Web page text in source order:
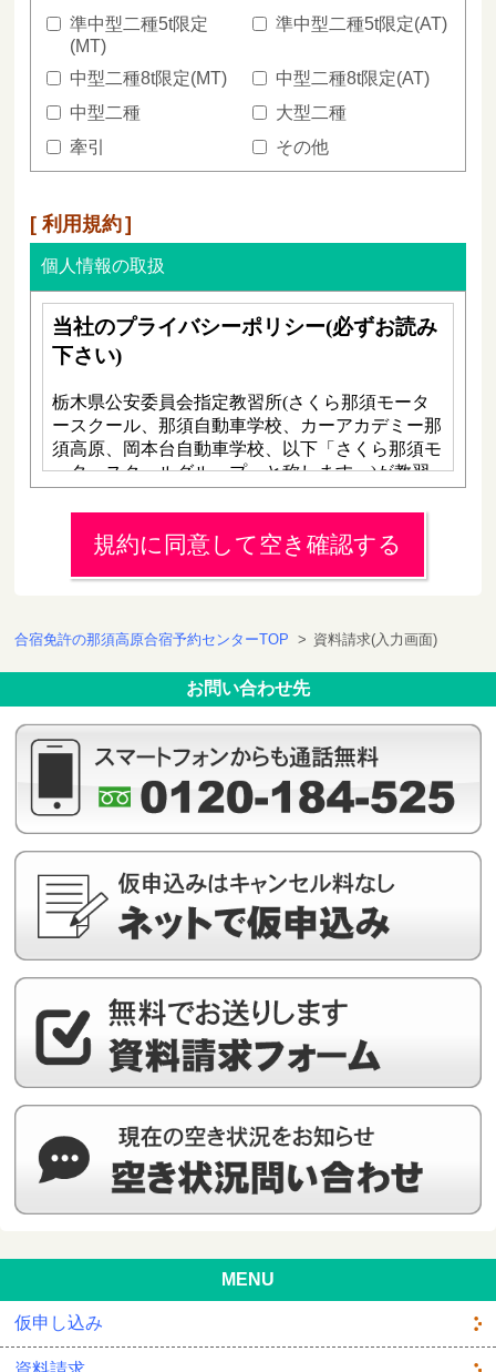
準中型二種5t限定
(MT)
準中型二種5t限定(AT)
中型二種8t限定(MT)
中型二種8t限定(AT)
中型二種
大型二種
牽引
その他
利用規約
個人情報の取扱
規約に同意して空き確認する
合宿免許の那須高原合宿予約センターTOP > 資料請求(入力画面)
お問い合わせ先
MENU
仮申し込み